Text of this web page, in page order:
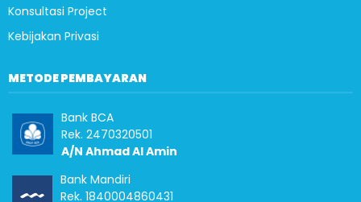
Konsultasi Project
Kebijakan Privasi
METODE PEMBAYARAN
Bank BCA
Rek. 2470320501
A/N Ahmad Al Amin
Bank Mandiri
Rek. 1840004860431